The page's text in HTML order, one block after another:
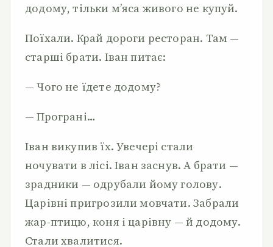
додому, тільки м’яса живого не купуй.
Поїхали. Край дороги ресторан. Там —
старші брати. Іван питає:
— Чого не їдете додому?
— Програні…
Іван викупив їх. Увечері стали
ночувати в лісі. Іван заснув. А брати —
зрадники — одрубали йому голову.
Царівні пригрозили мовчати. Забрали
жар-птицю, коня і царівну — й додому.
Стали хвалитися.